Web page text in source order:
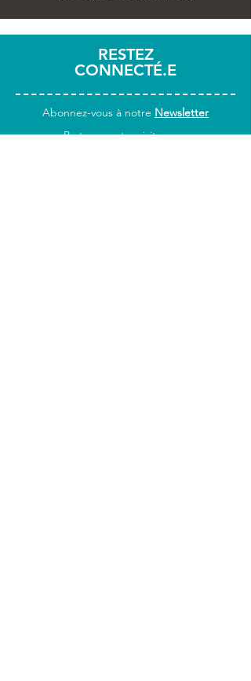
RESTEZ
CONNECTÉ.E
Abonnez-vous à notre Newsletter
Partagez votre visite avec